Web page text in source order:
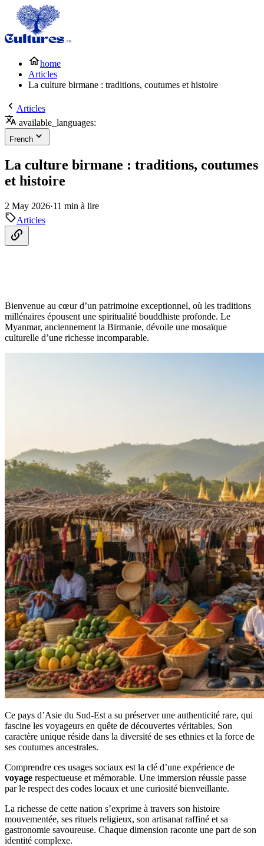
home
Articles
La culture birmane : traditions, coutumes et histoire
Articles
available_languages:
French
La culture birmane : traditions, coutumes
et histoire
2 May 2026·11 min à lire
Articles
Bienvenue au cœur d’un patrimoine exceptionnel, où les traditions
millénaires épousent une spiritualité bouddhiste profonde. Le
Myanmar, anciennement la Birmanie, dévoile une mosaïque
culturelle d’une richesse incomparable.
Ce pays d’Asie du Sud-Est a su préserver une authenticité rare, qui
fascine les voyageurs en quête de découvertes véritables. Son
caractère unique réside dans la diversité de ses ethnies et la force de
ses coutumes ancestrales.
Comprendre ces usages sociaux est la clé d’une expérience de
voyage respectueuse et mémorable. Une immersion réussie passe
par le respect des codes locaux et une curiosité bienveillante.
La richesse de cette nation s’exprime à travers son histoire
mouvementée, ses rituels religieux, son artisanat raffiné et sa
gastronomie savoureuse. Chaque dimension raconte une part de son
identité complexe.